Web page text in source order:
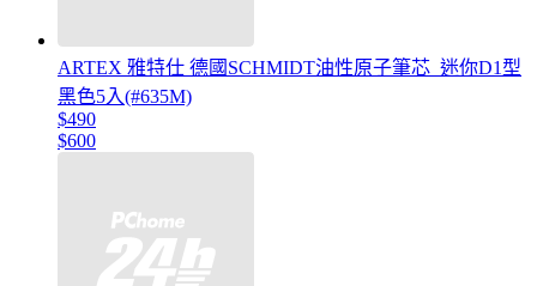
ARTEX 雅特仕 德國SCHMIDT油性原子筆芯_迷你D1型
黑色5入(#635M)
$490
$600